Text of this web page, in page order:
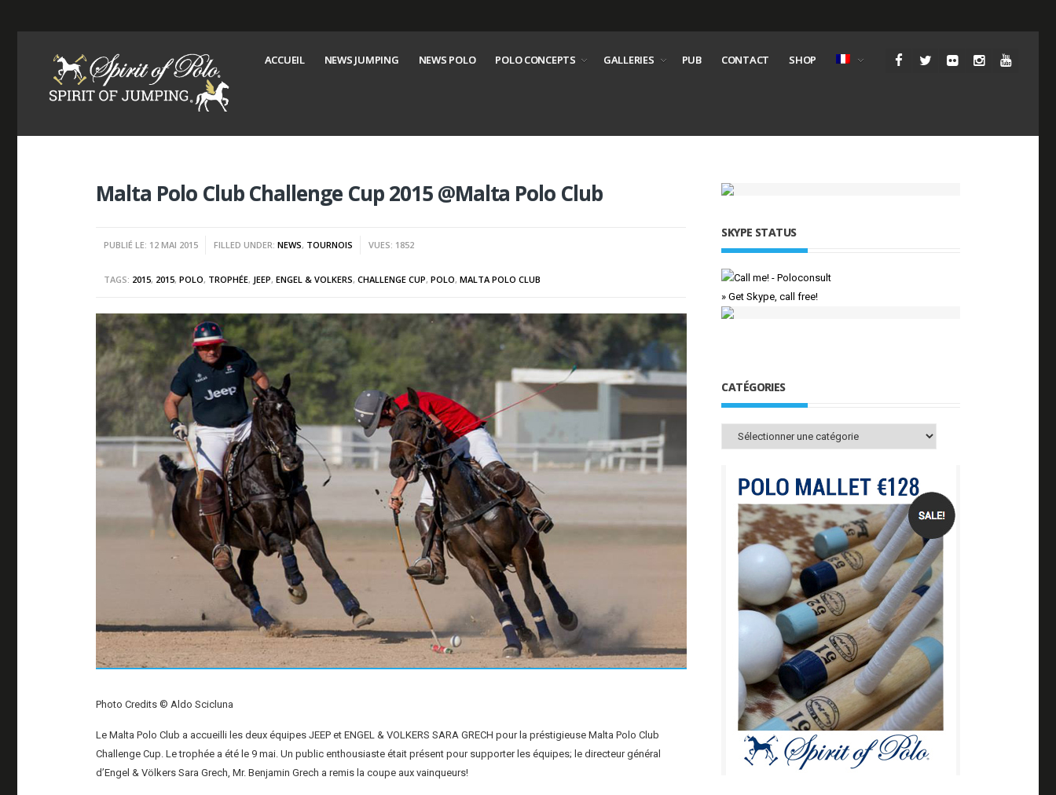
ACCUEIL NEWS JUMPING NEWS POLO POLO CONCEPTS GALLERIES PUB CONTACT SHOP
Malta Polo Club Challenge Cup 2015 @Malta Polo Club
PUBLIÉ LE: 12 MAI 2015 FILLED UNDER:NEWS, TOURNOIS VUES: 1852
TAGS: 2015, 2015,POLO, TROPHÉE, JEEP,ENGEL & VOLKERS,CHALLENGE CUP,POLO,MALTA POLO CLUB
Photo Credits © Aldo Scicluna
Le Malta Polo Club a accueilli les deux équipes JEEP et ENGEL & VOLKERS SARA GRECH pour la préstigieuse Malta Polo Club
Challenge Cup. Le trophée a été le 9 mai. Un public enthousiaste était présent pour supporter les équipes; le directeur général
d’Engel & Völkers Sara Grech, Mr. Benjamin Grech a remis la coupe aux vainqueurs!
SKYPE STATUS
» Get Skype, call free!
CATÉGORIES
Catégories